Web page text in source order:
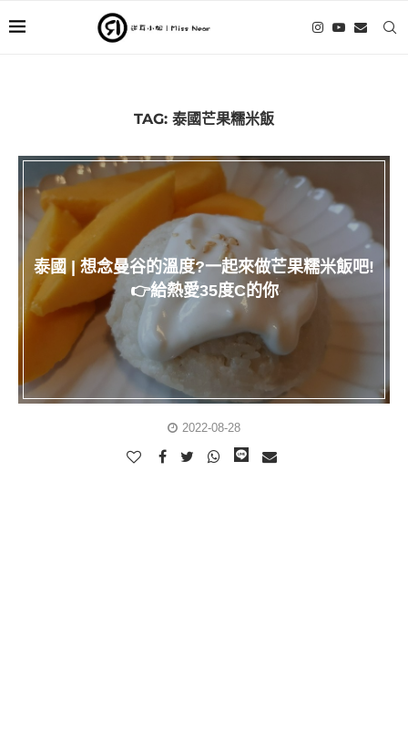
TAG: 泰國芒果糯米飯
泰國 | 想念曼谷的溫度?一起來做芒果糯米飯吧!
👉給熱愛35度C的你
2022-08-28